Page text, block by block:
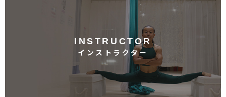
INSTRUCTOR
インストラクター